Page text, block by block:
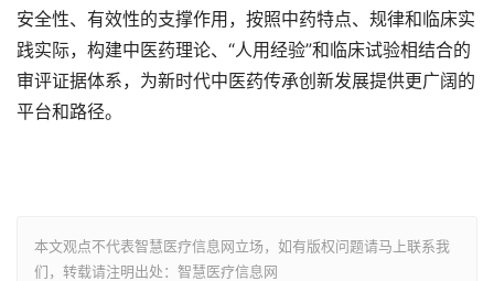
安全性、有效性的支撑作用，按照中药特点、规律和临床实
践实际，构建中医药理论、“人用经验”和临床试验相结合的
审评证据体系，为新时代中医药传承创新发展提供更广阔的
平台和路径。
本文观点不代表智慧医疗信息网立场，如有版权问题请马上联系我
们，转载请注明出处：智慧医疗信息网